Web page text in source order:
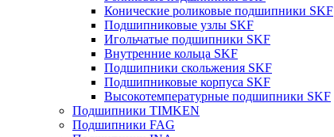
Конические роликовые подшипники SKF
Подшипниковые узлы SKF
Игольчатые подшипники SKF
Внутренние кольца SKF
Подшипники скольжения SKF
Подшипниковые корпуса SKF
Высокотемпературные подшипники SKF
Подшипники TIMKEN
Подшипники FAG